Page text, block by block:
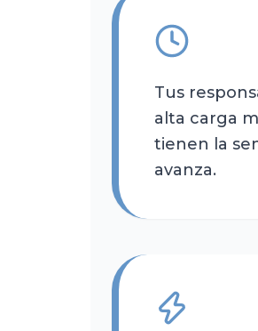
Tus
alta carga
tienen la
avanza.